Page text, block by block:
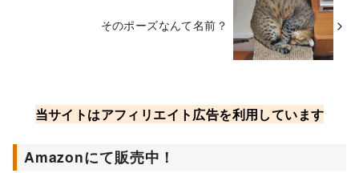
そのポーズなんて名前？
当サイトはアフィリエイト広告を利用しています
Amazonにて販売中！